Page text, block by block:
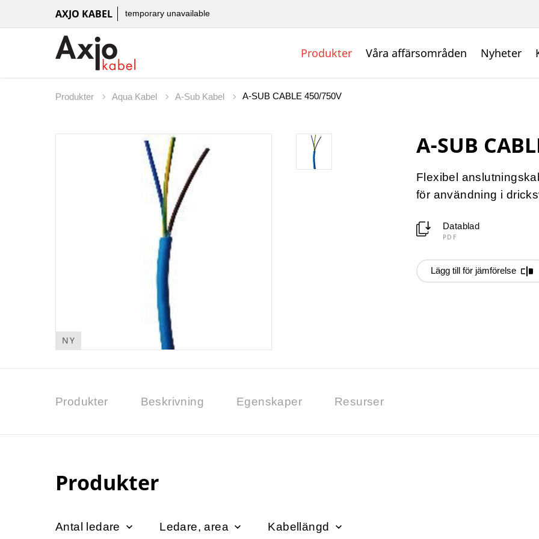
AXJO KABEL temporary unavailable
Produkter Våra affärsområden Nyheter
Produkter Aqua Kabel A-Sub Kabel A-SUB CABLE 450/750V
NY
A-SUB
Flexibel
för användning i
Datablad
PDF
Lägg till för jämförelse
Produkter Beskrivning Egenskaper Resurser
Produkter
Antal ledare Ledare, area Kabellängd